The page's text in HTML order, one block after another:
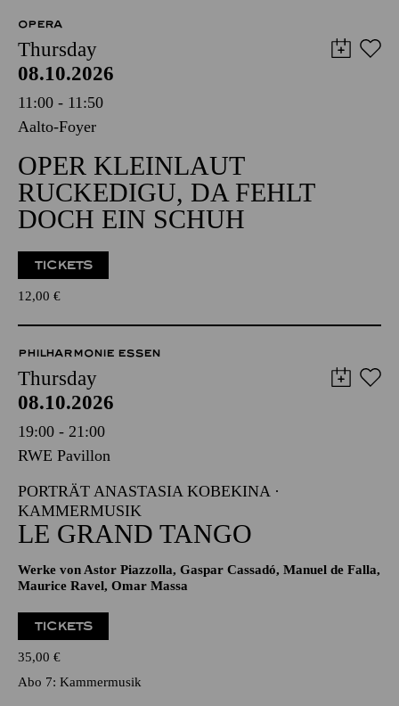
OPERA
Thursday
08.10.2026
11:00 - 11:50
Aalto-Foyer
OPER KLEINLAUT
RUCKEDIGU, DA FEHLT
DOCH EIN SCHUH
TICKETS
12,00 €
PHILHARMONIE ESSEN
Thursday
08.10.2026
19:00 - 21:00
RWE Pavillon
PORTRÄT ANASTASIA KOBEKINA ·
KAMMERMUSIK
LE GRAND TANGO
Werke von Astor Piazzolla, Gaspar Cassadó, Manuel de Falla,
Maurice Ravel, Omar Massa
TICKETS
35,00 €
Abo 7: Kammermusik